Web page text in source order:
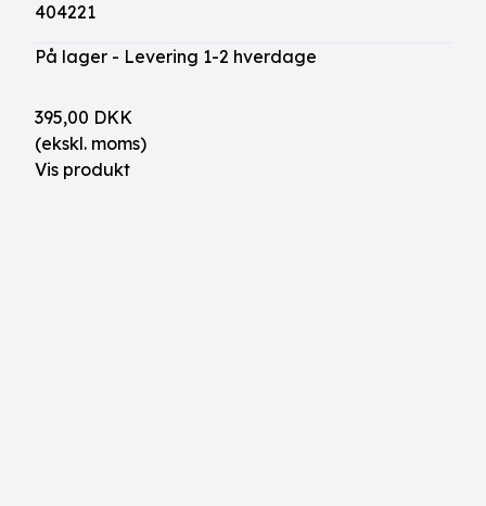
404221
På lager - Levering 1-2 hverdage
395,00 DKK
(ekskl. moms)
Vis produkt